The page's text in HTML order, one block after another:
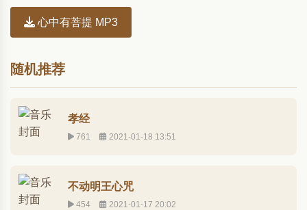
心中有菩提 MP3
随机推荐
孝经
761 2021-01-18 13:51
不动明王心咒
454 2021-01-17 20:02